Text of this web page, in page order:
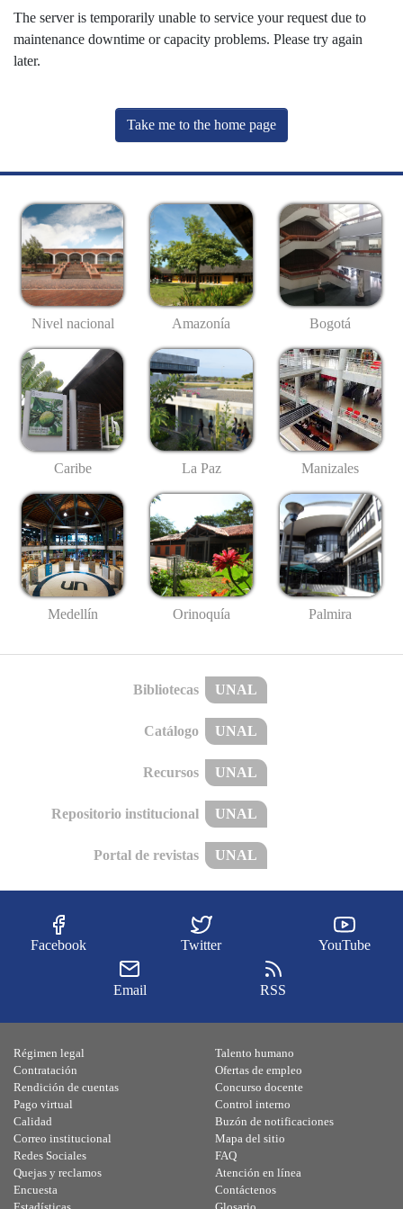
The server is temporarily unable to service your request due to
maintenance downtime or capacity problems. Please try again
later.
Take me to the home page
Nivel nacional Amazonía Bogotá
Caribe La Paz Manizales
Medellín Orinoquía Palmira
Bibliotecas UNAL
Catálogo UNAL
Recursos UNAL
Repositorio institucional UNAL
Portal de revistas UNAL
Facebook Twitter YouTube
Email RSS
Régimen legal
Contratación
Rendición de cuentas
Pago virtual
Calidad
Talento humano
Ofertas de empleo
Concurso docente
Control interno
Buzón de notificaciones
Correo institucional
Redes Sociales
Quejas y reclamos
Encuesta
Mapa del sitio
FAQ
Atención en línea
Contáctenos